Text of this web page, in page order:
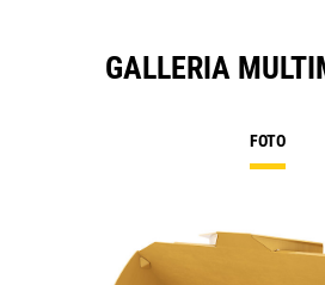
GALLERIA
FOTO